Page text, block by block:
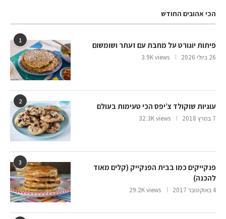
הכי אהובים החודש
1
פיתות יוגורט על מחבת עם זעתר ושומשום
26 ביולי 2026 3.9K views
2
עוגיות שוקולד צ’יפס הכי טעימות בעולם
7 במרץ 2018 32.3K views
3
פנקייקים כמו בבית הפנקייק (קלים מאוד
להכנה)
4 באוקטובר 2017 29.2K views